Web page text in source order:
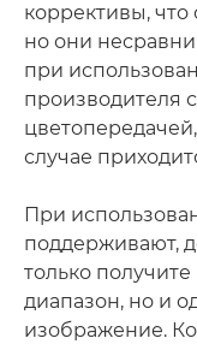
коррективы,
но они
при
производителя
случае
При
поддерживают,
только
диапазон, но и
изображение.